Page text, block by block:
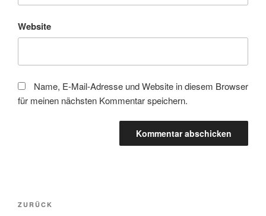
Website
Name, E-Mail-Adresse und Website in diesem Browser
für meinen nächsten Kommentar speichern.
Beitragsnavigation
Vorheriger
ZURÜCK